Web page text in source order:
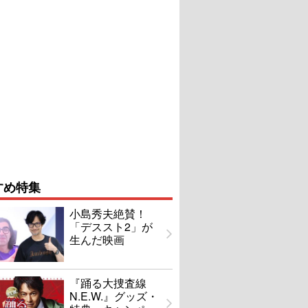
特集
小島秀夫絶賛！
「デススト2」が
生んだ映画
『踊る大捜査線
N.E.W.』グッズ・